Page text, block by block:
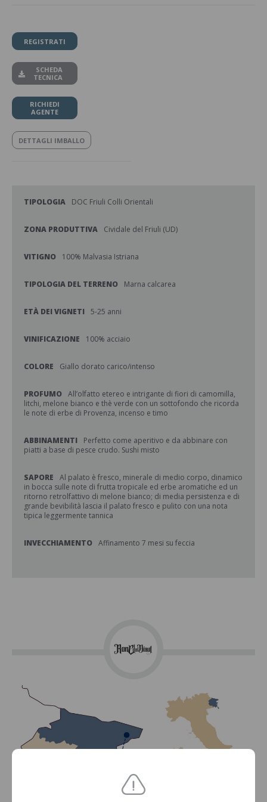
REGISTRATI
SCHEDA
TECNICA
RICHIEDI
AGENTE
DETTAGLI IMBALLO
TIPOLOGIA DOC Friuli Colli Orientali
ZONA PRODUTTIVA Cividale del Friuli (UD)
VITIGNO 100% Malvasia Istriana
TIPOLOGIA DEL TERRENO Marna calcarea
ETÀ DEI VIGNETI 5-25 anni
VINIFICAZIONE 100% acciaio
COLORE Giallo dorato carico/intenso
PROFUMO All’olfatto etereo e intrigante di fiori di camomilla,
litchi, melone bianco e thè verde con un sottofondo che ricorda
le note di erbe di Provenza, incenso e timo
ABBINAMENTI
Perfetto come aperitivo e da abbinare con
piatti a base di pesce crudo. Sushi misto
SAPORE
Al palato è fresco, minerale di medio corpo, dinamico
in bocca sulle note di frutta tropicale ed erbe aromatiche ed un
ritorno retrolfattivo di melone bianco; di media persistenza e di
grande bevibilità lascia il palato fresco e pulito con una nota
tipica leggermente tannica
INVECCHIAMENTO Affinamento 7 mesi su feccia